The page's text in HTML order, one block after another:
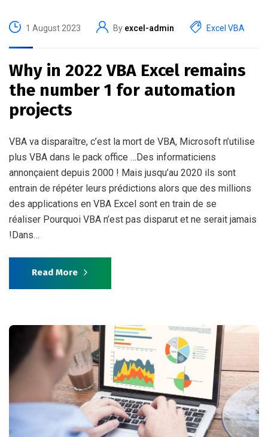
1 August 2023 By excel-admin Excel VBA
Why in 2022 VBA Excel remains
the number 1 for automation
projects
VBA va disparaître, c’est la mort de VBA, Microsoft n’utilise
plus VBA dans le pack office …Des informaticiens
annonçaient depuis 2000 ! Mais jusqu’au 2020 ils sont
entrain de répéter leurs prédictions alors que des millions
des applications en VBA Excel sont en train de se
réaliser Pourquoi VBA n’est pas disparut et ne serait jamais
!Dans…
Read More